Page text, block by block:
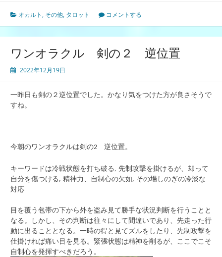
オカルト , その他, タロット コメントする
ワンオラクル 剣の２ 逆位置
2022年12月19日
一昨日も剣の２逆位置でした。かなり気をつけた方が良さそうで
すね。
今朝のワンオラクルは剣の2 逆位置。
キーワードは冷戦状態を打ち破る, 先制攻撃を掛けるが、却って
自分を傷つける, 精神力、自制心の欠如, その場しのぎの冷淡な
対応
目を覆う包帯の下から外を盗み見て勝手な状況判断を行うことと
なる。しかし、その判断は往々にして間違いであり、先走った行
動に出ることとなる。一時の得と見てズルをしたり、先制攻撃を
仕掛ければ痛い目を見る。緊張状態は精神を削るが、ここでこそ
自制心を発揮すべきだろう。